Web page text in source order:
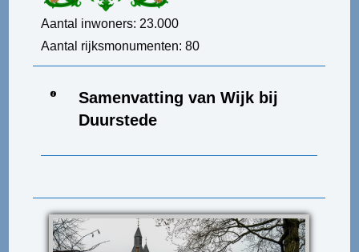
Aantal inwoners: 23.000
Aantal rijksmonumenten: 80
Samenvatting van Wijk bij
Duurstede